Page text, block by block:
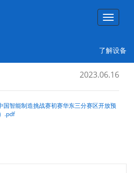
了解设备
2023年华东三赛区 宿州
放预约练习通知
2023.06.16
国智能制造挑战赛初赛华东三分赛区开放预
.pdf